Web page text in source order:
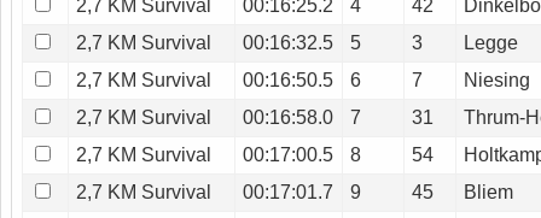
2,7 KM Survival 00:16:25.2 4 42
2,7 KM Survival
00:16:32.5 5 3
Legge
2,7 KM Survival
00:16:50.5 6 7
Niesing
2,7 KM Survival
00:16:58.0 7 31
Thrum-
2,7 KM Survival
00:17:00.5 8 54
2,7 KM Survival
00:17:01.7 9 45
Bliem